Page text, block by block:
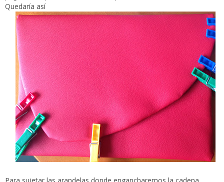
Quedaría así